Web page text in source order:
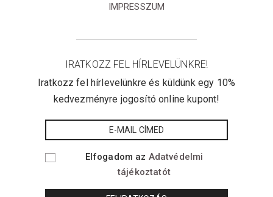
IMPRESSZUM
IRATKOZZ FEL HÍRLEVELÜNKRE!
Iratkozz fel hírlevelünkre és küldünk egy 10%
kedvezményre jogosító online kupont!
Elfogadom az Adatvédelmi
tájékoztatót